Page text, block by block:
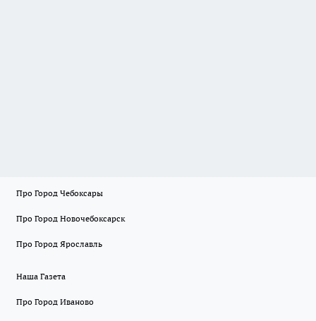
Про Город Чебоксары
Про Город Новочебоксарск
Про Город Ярославль
Наша Газета
Про Город Иваново